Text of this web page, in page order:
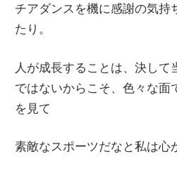
チアダンスを機に感謝の気持
たり。
人が成長することは、決して
ではないからこそ、色々な面
を見て
素敵なスポーツだなと私は心